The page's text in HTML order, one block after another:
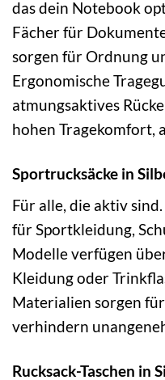
das dein Notebook
Fächer für
sorgen für Ordnung
Ergonomische
atmungsaktives
hohen Tragekomfort,
Sportrucksäcke in
Für alle, die aktiv
für Sportkleidung,
Modelle verfügen
Kleidung oder
Materialien sorgen
verhindern
Rucksack-Taschen in